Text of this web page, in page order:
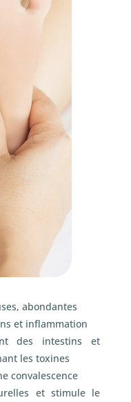
abondantes
et inflammation
des intestins et
les toxines
convalescence
et stimule le